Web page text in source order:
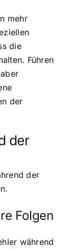
mehr
die
Führen
der
der
der
Folgen
während